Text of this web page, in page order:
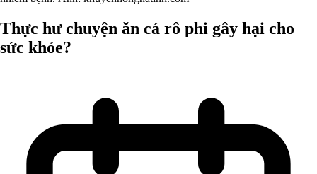
Thực hư chuyện ăn cá rô phi gây hại cho
sức khỏe?